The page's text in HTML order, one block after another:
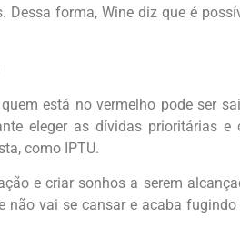
Dessa forma, Wine diz que é
está no vermelho pode ser
eleger as dívidas prioritárias
como IPTU.
e criar sonhos a serem
não vai se cansar e acaba